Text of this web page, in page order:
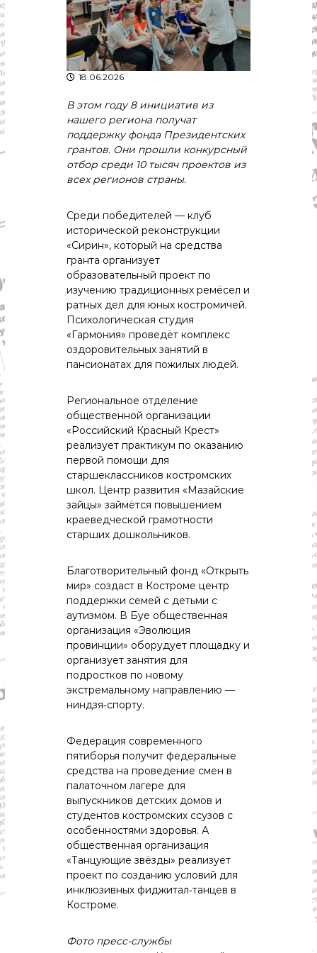
р
а
в
д
а
К
о
с
т
р
ы
К
о
с
т
р
с
к
о
б
л
а
с
т
.
Н
о
с
т
и
,
п
л
и
т
и
,
э
к
о
о
м
и
к
а
л
ь
у
р
а
,
с
п
р
т
18.06.2026
Вэтомгоду8инициатив из
нашегорегионаполучат
поддержкуфондаПрезидентских
грантов. Они прошли конкурсный
отбор среди 10тысячпроектов из
всехрегионов страны.
Среди победителей — клуб
исторической реконструкции
«Сирин», который на средства
гранта организует
образовательный проект по
изучению традиционных ремёсел и
ратных дел для юных костромичей.
Психологическая студия
«Гармония» проведёт комплекс
оздоровительных занятий в
пансионатах для пожилых людей.
Региональное отделение
общественной организации
«Российский Красный Крест»
реализует практикум по оказанию
первой помощи для
старшеклассников костромских
школ. Центр развития «Мазайские
зайцы» займётся повышением
краеведческой грамотности
старших дошкольников.
Благотворительный фонд «Открыть
мир» создаст в Костроме центр
поддержки семей с детьми с
аутизмом. В Буе общественная
организация «Эволюция
провинции» оборудует площадку и
организует занятия для
подростков по новому
экстремальному направлению —
ниндзя‑спорту.
Федерация современного
пятиборья получит федеральные
средства на проведение смен в
палаточном лагере для
выпускников детских домов и
студентов костромских ссузов с
особенностями здоровья. А
общественная организация
«Танцующие звёзды» реализует
проект по созданию условий для
инклюзивных фиджитал‑танцев в
Костроме.
Фото пресс-службы